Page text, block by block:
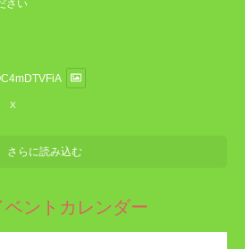
さい
X
さらに読み込む
ベントカレンダー